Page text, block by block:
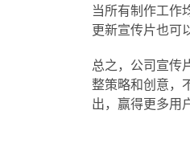
当所有制作工作
更新宣传片也可
总之，公司宣传
整策略和创意，
出，赢得更多用